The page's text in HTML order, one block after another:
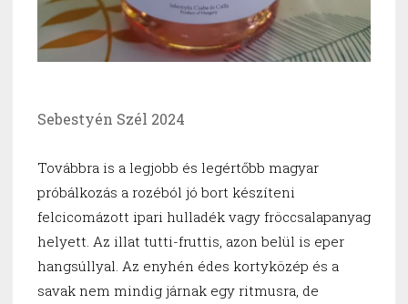
Sebestyén Szél 2024
Továbbra is a legjobb és legértőbb magyar
próbálkozás a rozéból jó bort készíteni
felcicomázott ipari hulladék vagy fröccsalapanyag
helyett. Az illat tutti-fruttis, azon belül is eper
hangsúllyal. Az enyhén édes kortyközép és a
savak nem mindig járnak egy ritmusra, de